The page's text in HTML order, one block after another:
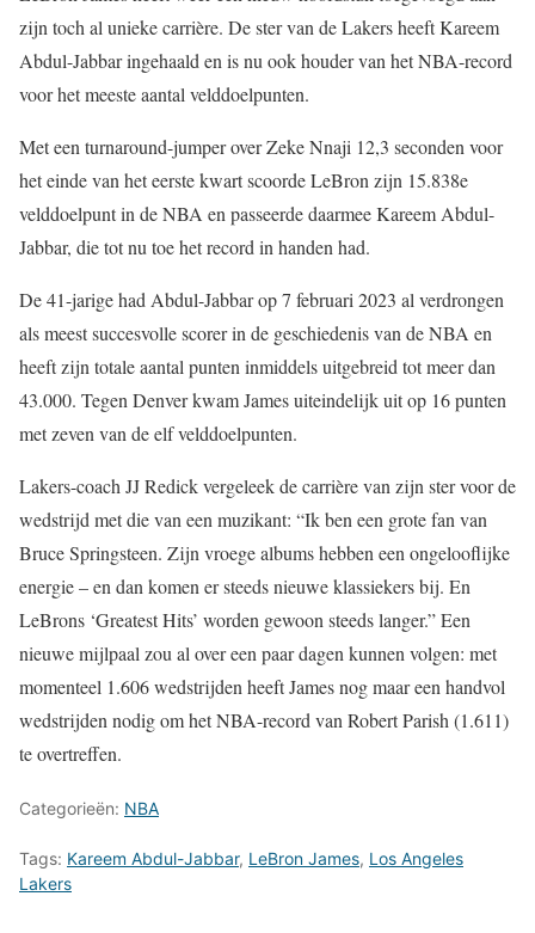
zijn toch al unieke carrière. De ster van de Lakers heeft Kareem
Abdul-Jabbar ingehaald en is nu ook houder van het NBA-record
voor het meeste aantal velddoelpunten.
Met een turnaround-jumper over Zeke Nnaji 12,3 seconden voor
het einde van het eerste kwart scoorde LeBron zijn 15.838e
velddoelpunt in de NBA en passeerde daarmee Kareem Abdul-
Jabbar, die tot nu toe het record in handen had.
De 41-jarige had Abdul-Jabbar op 7 februari 2023 al verdrongen
als meest succesvolle scorer in de geschiedenis van de NBA en
heeft zijn totale aantal punten inmiddels uitgebreid tot meer dan
43.000. Tegen Denver kwam James uiteindelijk uit op 16 punten
met zeven van de elf velddoelpunten.
Lakers-coach JJ Redick vergeleek de carrière van zijn ster voor de
wedstrijd met die van een muzikant: “Ik ben een grote fan van
Bruce Springsteen. Zijn vroege albums hebben een ongelooflijke
energie – en dan komen er steeds nieuwe klassiekers bij. En
LeBrons ‘Greatest Hits’ worden gewoon steeds langer.” Een
nieuwe mijlpaal zou al over een paar dagen kunnen volgen: met
momenteel 1.606 wedstrijden heeft James nog maar een handvol
wedstrijden nodig om het NBA-record van Robert Parish (1.611)
te overtreffen.
Categorieën: NBA
Tags: Kareem Abdul-Jabbar, LeBron James, Los Angeles
Lakers